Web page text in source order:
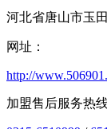
河北省唐山市玉
网址：
http://
加盟售后服务热线